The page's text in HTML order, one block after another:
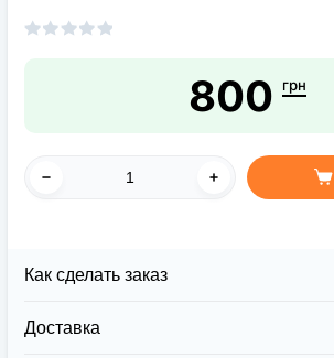
800 грн
Как сделать заказ
Доставка